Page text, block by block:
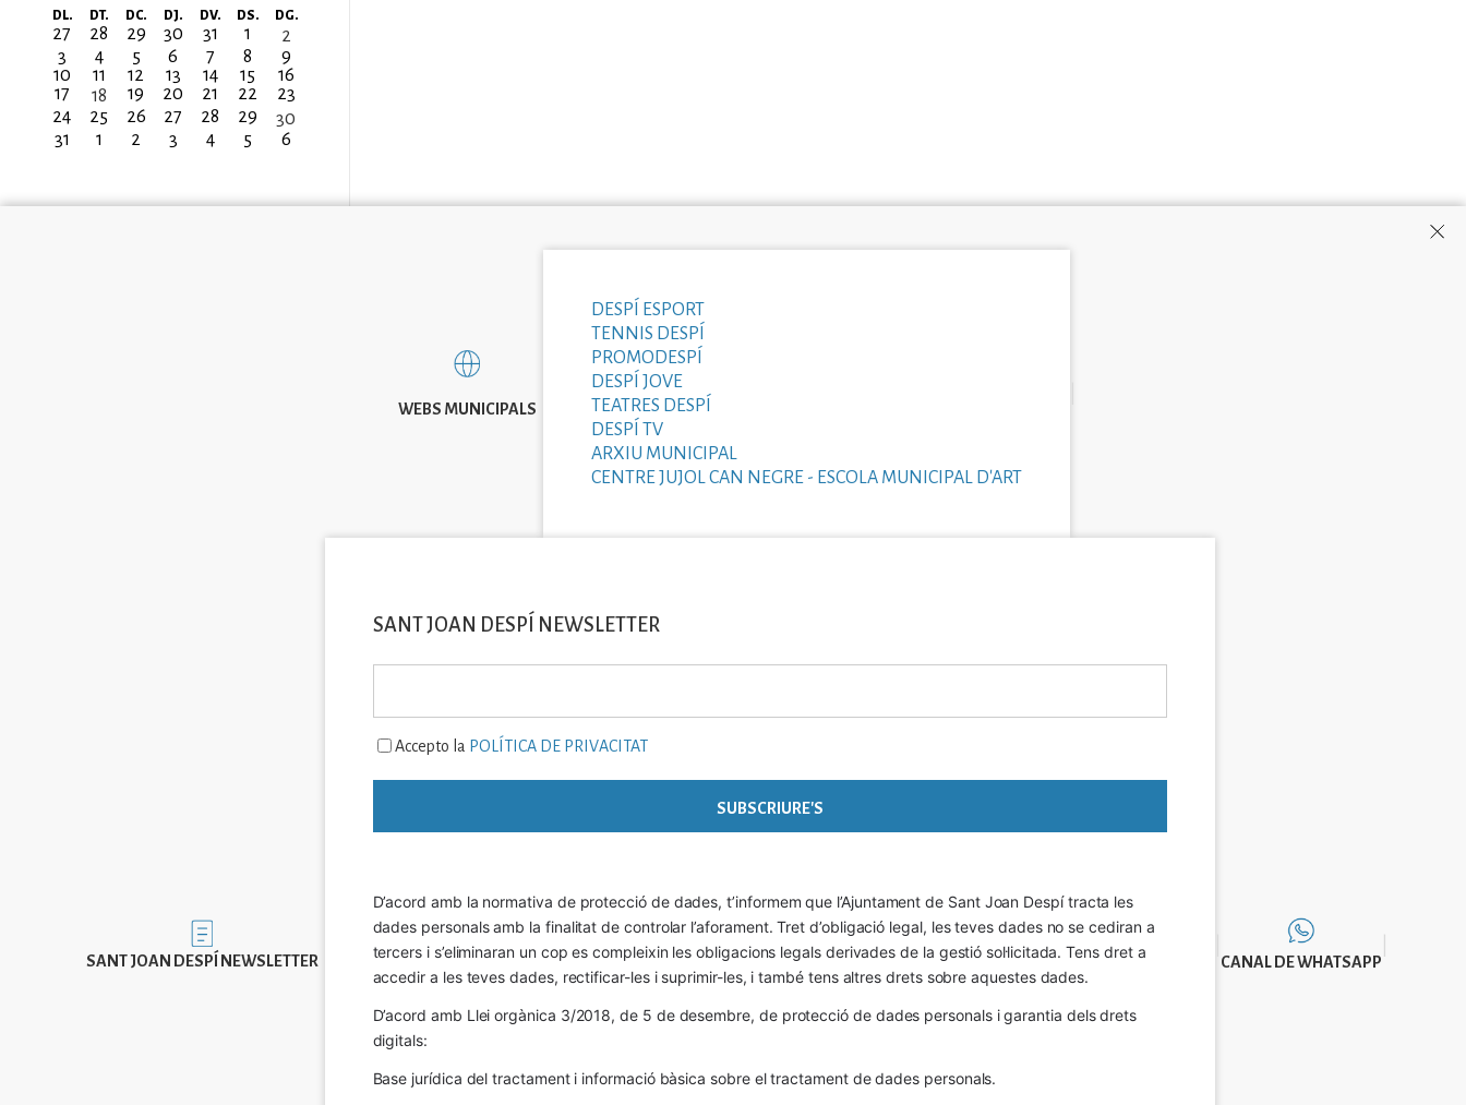
Paginació
DL. DT. DC. DJ. DV. DS. DG.
27 28 29 30 31 1
2
3
4 5 6 7 8
9
10
11 12 13 14 15
16
17
18 19 20 21 22
23
24
25 26 27 28 29
30
31
1 2 3 4 5 6
WEBS MUNICIPALS
DESPÍ ESPORT
TENNIS DESPÍ
PROMODESPÍ
DESPÍ JOVE
TEATRES DESPÍ
DESPÍ TV
ARXIU MUNICIPAL
CENTRE JUJOL CAN NEGRE - ESCOLA MUNICIPAL D'ART
Imatge
SANT JOAN DESPÍ NEWSLETTER
SANT JOAN DESPÍ NEWSLETTER
Accepto la POLÍTICA DE PRIVACITAT
D’acord amb la normativa de protecció de dades, t’informem que l’Ajuntament de Sant Joan Despí tracta les
dades personals amb la finalitat de controlar l’aforament. Tret d’obligació legal, les teves dades no se cediran a
tercers i s’eliminaran un cop es compleixin les obligacions legals derivades de la gestió sol·licitada. Tens dret a
accedir a les teves dades, rectificar-les i suprimir-les, i també tens altres drets sobre aquestes dades.
D’acord amb Llei orgànica 3/2018, de 5 de desembre, de protecció de dades personals i garantia dels drets
digitals:
Base jurídica del tractament i informació bàsica sobre el tractament de dades personals.
CANAL DE WHATSAPP